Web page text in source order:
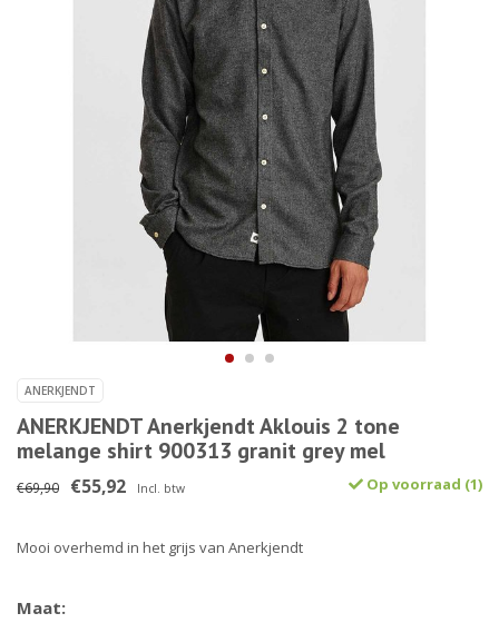
ANERKJENDT
ANERKJENDT Anerkjendt Aklouis 2 tone
melange shirt 900313 granit grey mel
€69,90 €55,92 Incl. btw Op voorraad (1)
Mooi overhemd in het grijs van Anerkjendt
Maat: